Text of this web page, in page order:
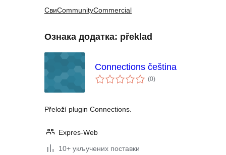
СвиCommunityCommercial
Ознака додатка: překlad
Connections čeština
(0укупних
оцена
)
Přeloží plugin Connections.
Expres-Web
10+ укључених поставки